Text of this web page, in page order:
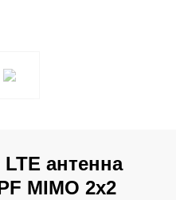
антенна
MIMO 2x2